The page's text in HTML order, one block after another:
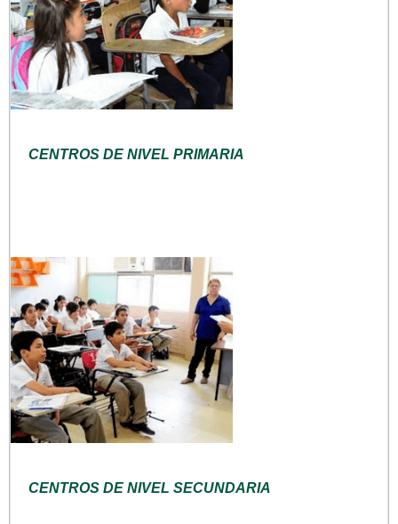
CENTROS DE NIVEL PRIMARIA
CENTROS DE NIVEL SECUNDARIA